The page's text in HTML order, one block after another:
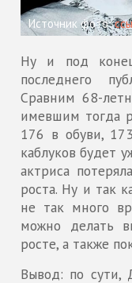
Источник фото:
Ну и под
последнего
Сравним 68-
имевшим тогда
176 в обуви,
каблуков будет
актриса
роста. Ну и так
не так много
можно делать
росте, а также
Вывод: по сути,